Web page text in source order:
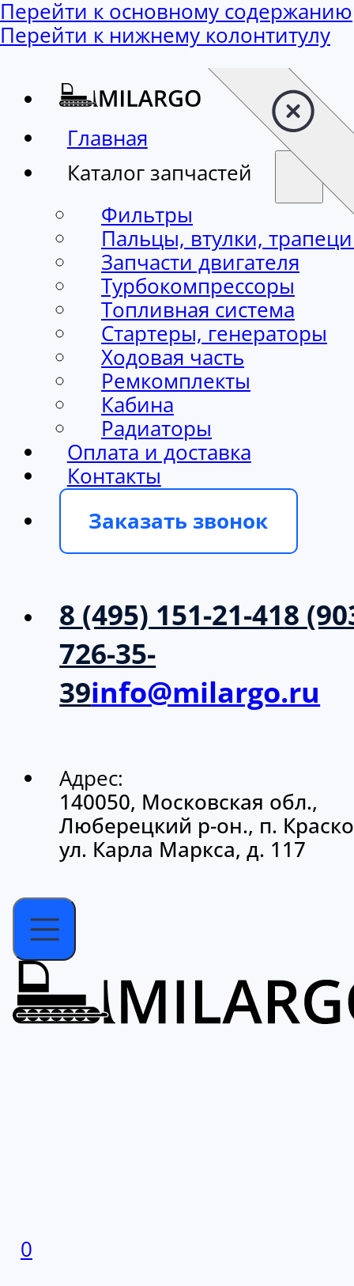
Перейти к основному содержанию
Перейти к нижнему колонтитулу
Главная
Каталог запчастей
Фильтры
Пальцы, втулки,
Запчасти двигателя
Турбокомпрессоры
Топливная система
Стартеры, генераторы
Ходовая часть
Ремкомплекты
Кабина
Радиаторы
Оплата и доставка
Контакты
Заказать звонок
8 (495) 151-21-418
726-35-
39info@milargo.ru
Адрес:
140050, Московская обл.,
Люберецкий р-он., п.
ул. Карла Маркса, д. 117
0